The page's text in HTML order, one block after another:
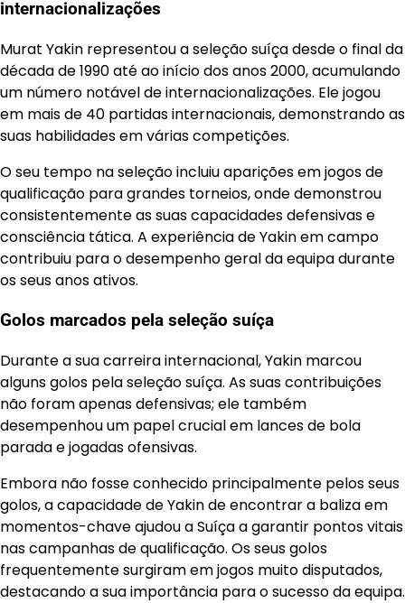
internacionalizações
Murat Yakin representou a seleção suíça desde o final da
década de 1990 até ao início dos anos 2000, acumulando
um número notável de internacionalizações. Ele jogou
em mais de 40 partidas internacionais, demonstrando as
suas habilidades em várias competições.
O seu tempo na seleção incluiu aparições em jogos de
qualificação para grandes torneios, onde demonstrou
consistentemente as suas capacidades defensivas e
consciência tática. A experiência de Yakin em campo
contribuiu para o desempenho geral da equipa durante
os seus anos ativos.
Golos marcados pela seleção suíça
Durante a sua carreira internacional, Yakin marcou
alguns golos pela seleção suíça. As suas contribuições
não foram apenas defensivas; ele também
desempenhou um papel crucial em lances de bola
parada e jogadas ofensivas.
Embora não fosse conhecido principalmente pelos seus
golos, a capacidade de Yakin de encontrar a baliza em
momentos-chave ajudou a Suíça a garantir pontos vitais
nas campanhas de qualificação. Os seus golos
frequentemente surgiram em jogos muito disputados,
destacando a sua importância para o sucesso da equipa.